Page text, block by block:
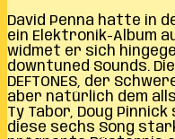
David Penna hatte in
ein Elektronik-Album
widmet er sich
downtuned Sounds.
DEFTONES, der
aber natürlich dem
Ty Tabor, Doug
diese sechs Song